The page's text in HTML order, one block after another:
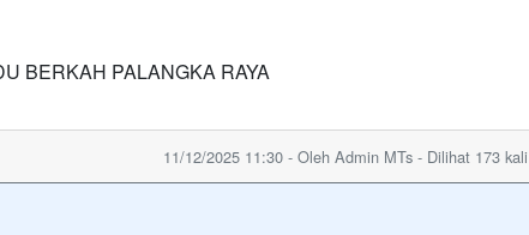
BERKAH PALANGKA RAYA
11/12/2025 11:30 - Oleh Admin MTs - Dilihat 173 kali